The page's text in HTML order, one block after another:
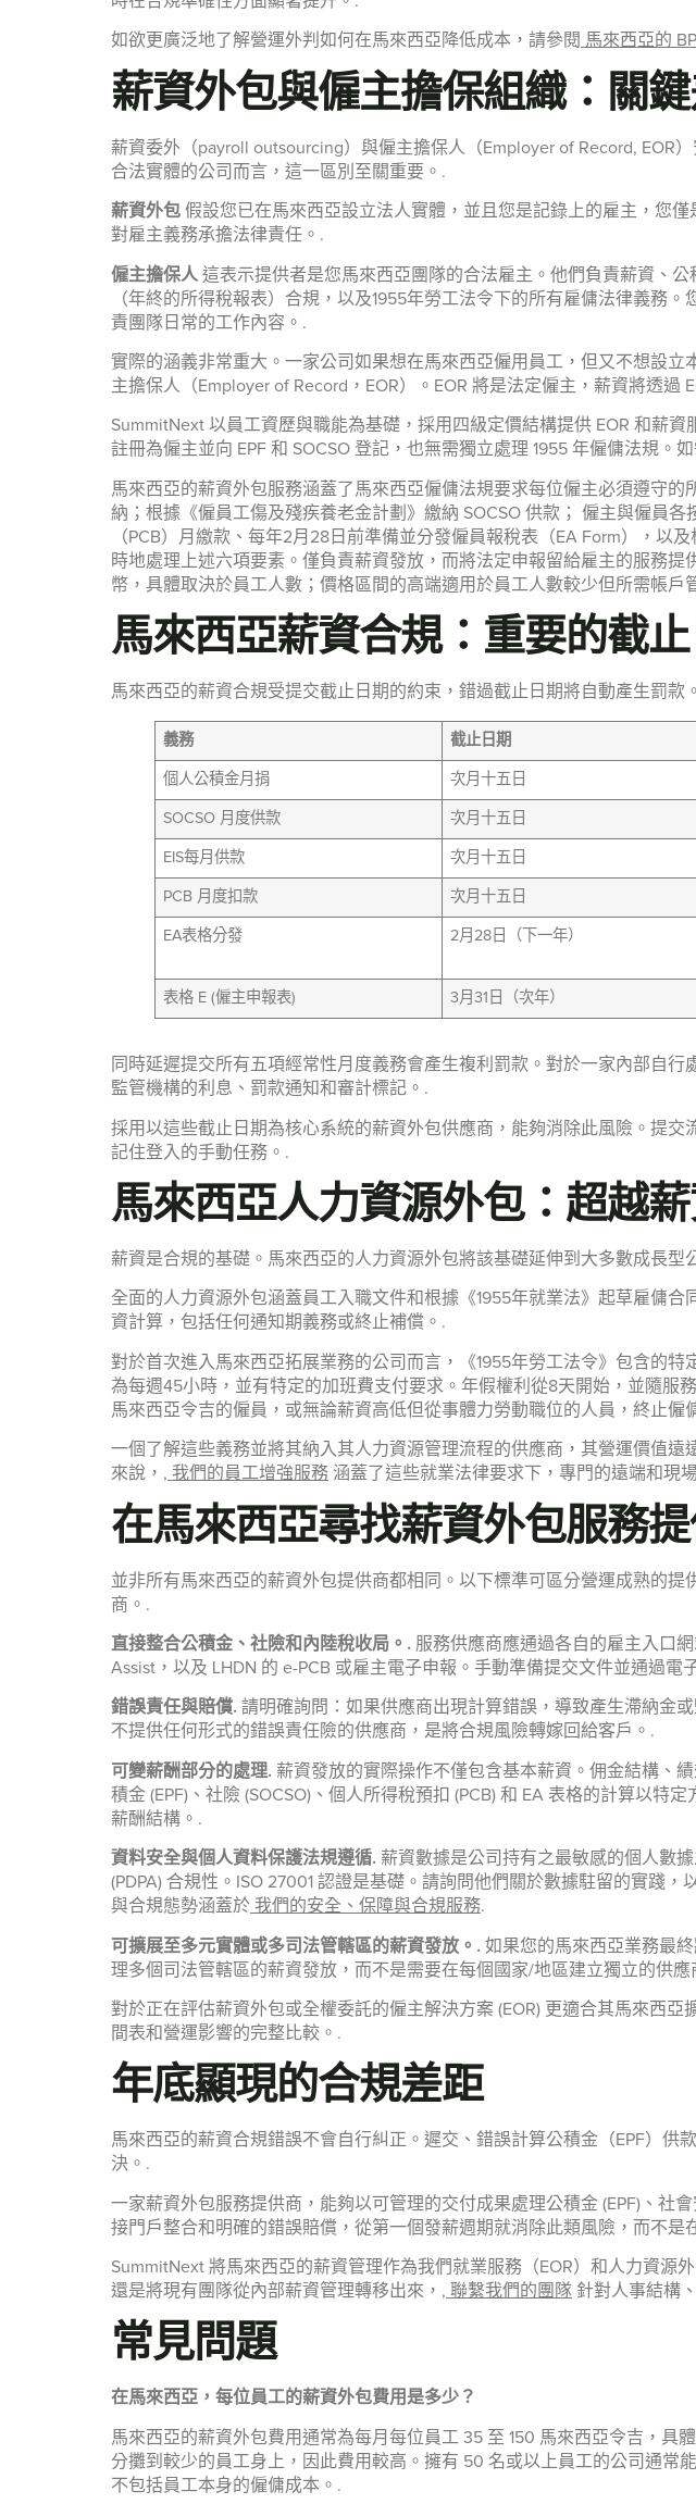
如欲更廣泛地了解營運外判如何在馬來西亞降低成本，請參閱 馬來西亞的
薪資外包與僱主擔保組織：關
薪資委外（payroll outsourcing）與僱主擔保人（Employer of Record,
合法實體的公司而言，這一區別至關重要。.
薪資外包 假設您已在馬來西亞設立法人實體，並且您是記錄上的雇主，您
對雇主義務承擔法律責任。.
僱主擔保人 這表示提供者是您馬來西亞團隊的合法雇主。他們負責薪資、
（年終的所得稅報表）合規，以及1955年勞工法令下的所有雇傭法律義務
責團隊日常的工作內容。.
實際的涵義非常重大。一家公司如果想在馬來西亞僱用員工，但又不想設
主擔保人（Employer of Record，EOR）。EOR 將是法定僱主，薪資將透
SummitNext 以員工資歷與職能為基礎，採用四級定價結構提供 EOR 和薪
註冊為僱主並向 EPF 和 SOCSO 登記，也無需獨立處理 1955 年僱傭法規。
馬來西亞的薪資外包服務涵蓋了馬來西亞僱傭法規要求每位僱主必須遵守的
納；根據《僱員工傷及殘疾養老金計劃》繳納 SOCSO 供款； 僱主與僱員
（PCB）月繳款、每年2月28日前準備並分發僱員報稅表（EA Form），以
時地處理上述六項要素。僅負責薪資發放，而將法定申報留給雇主的服務
幣，具體取決於員工人數；價格區間的高端適用於員工人數較少但所需帳戶
馬來西亞薪資合規：重要的截
馬來西亞的薪資合規受提交截止日期的約束，錯過截止日期將自動產生罰款
義務 截止日期
個人公積金月捐 次月十五日
SOCSO 月度供款 次月十五日
EIS每月供款 次月十五日
PCB 月度扣款 次月十五日
EA表格分發 2月28日（下一年）
表格 E (僱主申報表) 3月31日（次年）
同時延遲提交所有五項經常性月度義務會產生複利罰款。對於一家內部自
監管機構的利息、罰款通知和審計標記。.
採用以這些截止日期為核心系統的薪資外包供應商，能夠消除此風險。提
記住登入的手動任務。.
馬來西亞人力資源外包：超越
薪資是合規的基礎。馬來西亞的人力資源外包將該基礎延伸到大多數成長
全面的人力資源外包涵蓋員工入職文件和根據《1955年就業法》起草雇傭
資計算，包括任何通知期義務或終止補償。.
對於首次進入馬來西亞拓展業務的公司而言，《1955年勞工法令》包含的
為每週45小時，並有特定的加班費支付要求。年假權利從8天開始，並隨
馬來西亞令吉的僱員，或無論薪資高低但從事體力勞動職位的人員，終止僱
一個了解這些義務並將其納入其人力資源管理流程的供應商，其營運價值
來說，, 我們的員工增強服務 涵蓋了這些就業法律要求下，專門的遠端和現
在馬來西亞尋找薪資外包服務
並非所有馬來西亞的薪資外包提供商都相同。以下標準可區分營運成熟的
商。.
直接整合公積金、社險和內陸稅收局。. 服務供應商應通過各自的雇主入口
Assist，以及 LHDN 的 e-PCB 或雇主電子申報。手動準備提交文件並通過
錯誤責任與賠償. 請明確詢問：如果供應商出現計算錯誤，導致產生滯納金
不提供任何形式的錯誤責任險的供應商，是將合規風險轉嫁回給客戶。.
可變薪酬部分的處理. 薪資發放的實際操作不僅包含基本薪資。佣金結構、
積金 (EPF)、社險 (SOCSO)、個人所得稅預扣 (PCB) 和 EA 表格的計算以
薪酬結構。.
資料安全與個人資料保護法規遵循. 薪資數據是公司持有之最敏感的個人數
(PDPA) 合規性。ISO 27001 認證是基礎。請詢問他們關於數據駐留的實踐
與合規態勢涵蓋於 我們的安全、保障與合規服務.
可擴展至多元實體或多司法管轄區的薪資發放。. 如果您的馬來西亞業務最
理多個司法管轄區的薪資發放，而不是需要在每個國家/地區建立獨立的供應
對於正在評估薪資外包或全權委託的僱主解決方案 (EOR) 更適合其馬來西亞
間表和營運影響的完整比較。.
年底顯現的合規差距
馬來西亞的薪資合規錯誤不會自行糾正。遲交、錯誤計算公積金（EPF）
決。.
一家薪資外包服務提供商，能夠以可管理的交付成果處理公積金 (EPF)、社
接門戶整合和明確的錯誤賠償，從第一個發薪週期就消除此類風險，而不是
SummitNext 將馬來西亞的薪資管理作為我們就業服務（EOR）和人力資源
還是將現有團隊從內部薪資管理轉移出來，, 聯繫我們的團隊 針對人事結構
常見問題
在馬來西亞，每位員工的薪資外包費用是多少？
馬來西亞的薪資外包費用通常為每月每位員工 35 至 150 馬來西亞令吉，具
分攤到較少的員工身上，因此費用較高。擁有 50 名或以上員工的公司通常
不包括員工本身的僱傭成本。.